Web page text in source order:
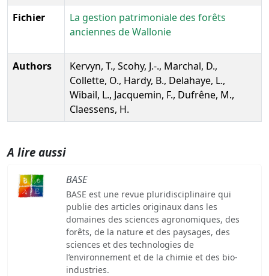
Fichier
La gestion patrimoniale des forêts
anciennes de Wallonie
Authors
Kervyn, T., Scohy, J.-., Marchal, D.,
Collette, O., Hardy, B., Delahaye, L.,
Wibail, L., Jacquemin, F., Dufrêne, M.,
Claessens, H.
A lire aussi
BASE
BASE est une revue pluridisciplinaire qui
publie des articles originaux dans les
domaines des sciences agronomiques, des
forêts, de la nature et des paysages, des
sciences et des technologies de
l’environnement et de la chimie et des bio-
industries.